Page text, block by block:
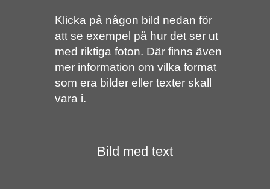
Klicka på någon bild nedan för
att se exempel på hur det ser ut
med riktiga foton. Där finns även
mer information om vilka format
som era bilder eller texter skall
vara i.
Bild med text